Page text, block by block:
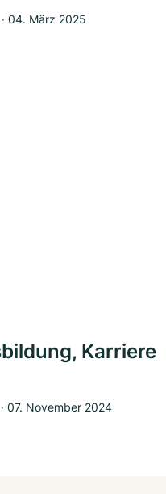
‧ 04. März 2025
Karriere
‧ 07. November 2024